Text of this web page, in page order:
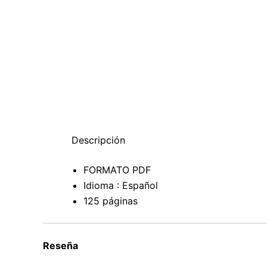
Descripción
FORMATO PDF
Idioma : Español
125 páginas
Reseña